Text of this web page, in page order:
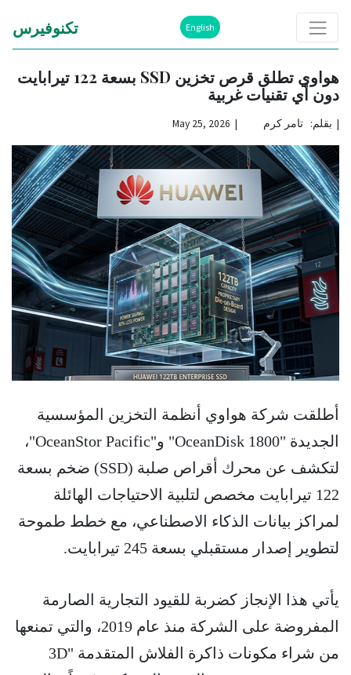
English تكنوفيرس
هواوي تطلق قرص تخزين SSD بسعة 122 تيرابايت
دون أي تقنيات غربية
| بقلم: تامر كرم | May 25, 2026
أطلقت شركة هواوي أنظمة التخزين المؤسسية
الجديدة "OceanDisk 1800" و"OceanStor Pacific"،
لتكشف عن محرك أقراص صلبة (SSD) ضخم بسعة
122 تيرابايت مخصص لتلبية الاحتياجات الهائلة
لمراكز بيانات الذكاء الاصطناعي، مع خطط طموحة
لتطوير إصدار مستقبلي بسعة 245 تيرابايت.
يأتي هذا الإنجاز كضربة للقيود التجارية الصارمة
المفروضة على الشركة منذ عام 2019، والتي تمنعها
من شراء مكونات ذاكرة الفلاش المتقدمة "3D